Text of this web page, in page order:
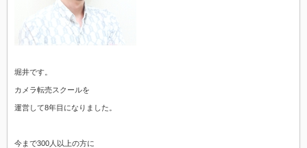
堀井です。
カメラ転売スクールを
運営して8年目になりました。
今まで300人以上の方に